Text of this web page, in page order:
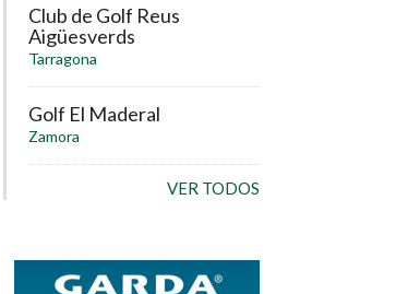
Club de Golf Reus
Aigüesverds
Tarragona
Golf El Maderal
Zamora
VER TODOS